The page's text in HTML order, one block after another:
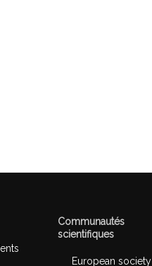
Communautés
scientifiques
European society